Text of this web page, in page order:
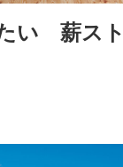
い 薪ス